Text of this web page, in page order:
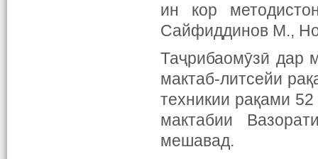
ин кор
Сайфиддинов М.,
Таҷрибаомӯзӣ дар
мактаб-литсейи
техникии рақами
мактабии
мешавад.